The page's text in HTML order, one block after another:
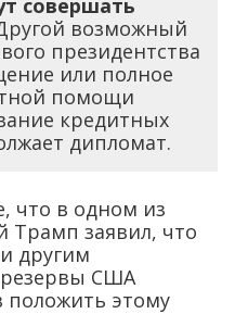
совершать
возможный
президентства
или полное
помощи
кредитных
дипломат.
что в одном из
Трамп заявил, что
другим
резервы США
этому